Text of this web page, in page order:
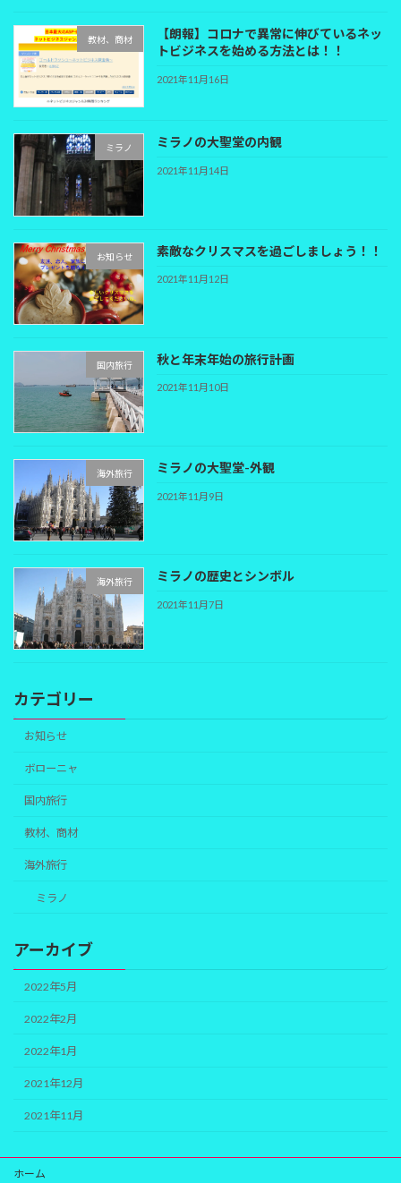
教材、商材
【朗報】コロナで異常に伸びているネッ
トビジネスを始める方法とは！！
2021年11月16日
ミラノ ミラノの大聖堂の内観
2021年11月14日
お知らせ 素敵なクリスマスを過ごしましょう！！
2021年11月12日
国内旅行 秋と年末年始の旅行計画
2021年11月10日
海外旅行 ミラノの大聖堂-外観
2021年11月9日
海外旅行 ミラノの歴史とシンボル
2021年11月7日
カテゴリー
お知らせ
ボローニャ
国内旅行
教材、商材
海外旅行
ミラノ
アーカイブ
2022年5月
2022年2月
2022年1月
2021年12月
2021年11月
ホーム